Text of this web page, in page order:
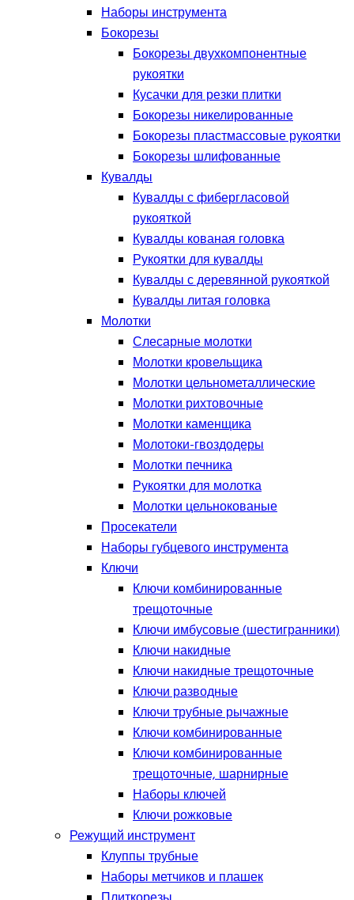
Наборы инструмента
Бокорезы
Бокорезы двухкомпонентные
рукоятки
Кусачки для резки плитки
Бокорезы никелированные
Бокорезы пластмассовые рукоятки
Бокорезы шлифованные
Кувалды
Кувалды с фибергласовой
рукояткой
Кувалды кованая головка
Рукоятки для кувалды
Кувалды с деревянной рукояткой
Кувалды литая головка
Молотки
Слесарные молотки
Молотки кровельщика
Молотки цельнометаллические
Молотки рихтовочные
Молотки каменщика
Молотоки-гвоздодеры
Молотки печника
Рукоятки для молотка
Молотки цельнокованые
Просекатели
Наборы губцевого инструмента
Ключи
Ключи комбинированные
трещоточные
Ключи имбусовые (шестигранники)
Ключи накидные
Ключи накидные трещоточные
Ключи разводные
Ключи трубные рычажные
Ключи комбинированные
Ключи комбинированные
трещоточные, шарнирные
Наборы ключей
Ключи рожковые
Режущий инструмент
Клуппы трубные
Наборы метчиков и плашек